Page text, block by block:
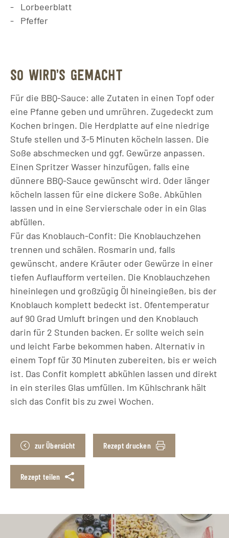
Lorbeerblatt
Pfeffer
SO WIRD’S GEMACHT
Für die BBQ-Sauce: alle Zutaten in einen Topf oder
eine Pfanne geben und umrühren. Zugedeckt zum
Kochen bringen. Die Herdplatte auf eine niedrige
Stufe stellen und 3-5 Minuten köcheln lassen. Die
Soße abschmecken und ggf. Gewürze anpassen.
Einen Spritzer Wasser hinzufügen, falls eine
dünnere BBQ-Sauce gewünscht wird. Oder länger
köcheln lassen für eine dickere Soße. Abkühlen
lassen und in eine Servierschale oder in ein Glas
abfüllen.
Für das Knoblauch-Confit: Die Knoblauchzehen
trennen und schälen. Rosmarin und, falls
gewünscht, andere Kräuter oder Gewürze in einer
tiefen Auflaufform verteilen. Die Knoblauchzehen
hineinlegen und großzügig Öl hineingießen, bis der
Knoblauch komplett bedeckt ist. Ofentemperatur
auf 90 Grad Umluft bringen und den Knoblauch
darin für 2 Stunden backen. Er sollte weich sein
und leicht Farbe bekommen haben. Alternativ in
einem Topf für 30 Minuten zubereiten, bis er weich
ist. Das Confit komplett abkühlen lassen und direkt
in ein steriles Glas umfüllen. Im Kühlschrank hält
sich das Confit bis zu zwei Wochen.
zur Übersicht Rezept drucken
Rezept teilen